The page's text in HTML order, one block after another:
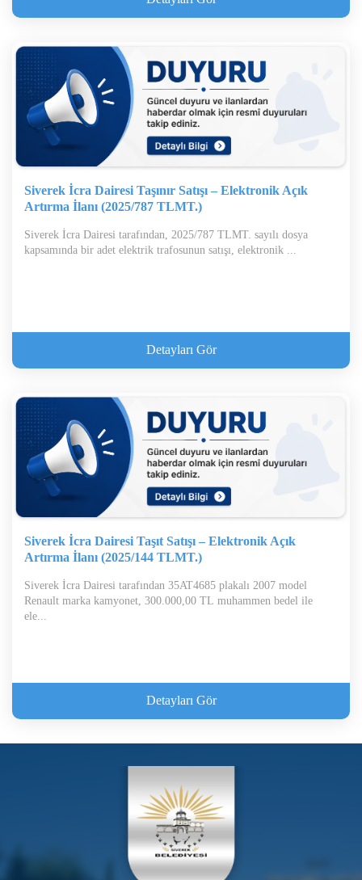
Siverek İcra Dairesi Taşınır Satışı – Elektronik Açık
Artırma İlanı (2025/787 TLMT.)
Siverek İcra Dairesi tarafından, 2025/787 TLMT. sayılı dosya
kapsamında bir adet elektrik trafosunun satışı, elektronik ...
Detayları Gör
Siverek İcra Dairesi Taşıt Satışı – Elektronik Açık
Artırma İlanı (2025/144 TLMT.)
Siverek İcra Dairesi tarafından 35AT4685 plakalı 2007 model
Renault marka kamyonet, 300.000,00 TL muhammen bedel ile
ele...
Detayları Gör